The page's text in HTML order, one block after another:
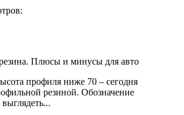
Плюсы и минусы для авто
профиля ниже 70 – сегодня
резиной. Обозначение